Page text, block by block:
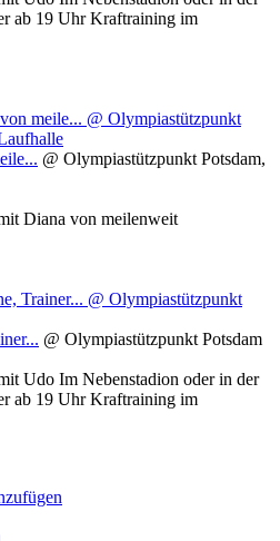
ab 19 Uhr Kraftraining im
meile... @ Olympiastützpunkt
@ Olympiastützpunkt Potsdam,
Diana von meilenweit
Trainer... @ Olympiastützpunkt
@ Olympiastützpunkt Potsdam
Udo Im Nebenstadion oder in der
ab 19 Uhr Kraftraining im